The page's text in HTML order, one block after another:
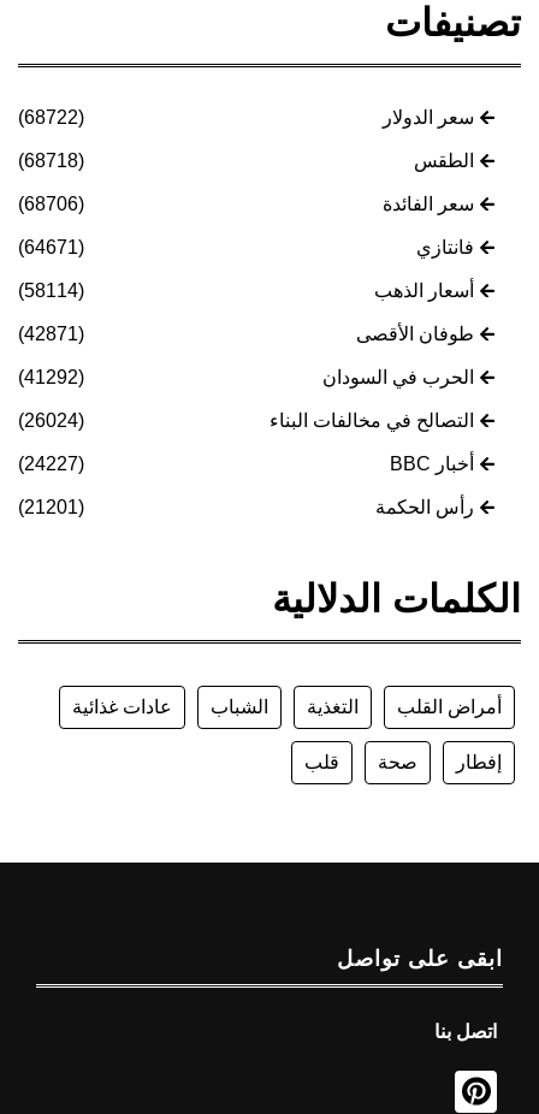
تصنيفات
سعر الدولار (68722)
الطقس (68718)
سعر الفائدة (68706)
فانتازي (64671)
أسعار الذهب (58114)
طوفان الأقصى (42871)
الحرب في السودان (41292)
التصالح في مخالفات البناء (26024)
أخبار BBC (24227)
رأس الحكمة (21201)
الكلمات الدلالية
أمراض القلب التغذية الشباب عادات غذائية
إفطار صحة قلب
ابقى على تواصل
اتصل بنا